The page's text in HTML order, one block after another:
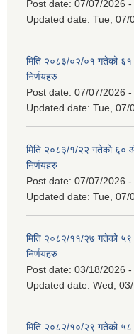
Post date: 07/07/2026 -
Updated date: Tue, 07/
मिति २०८३/०२/०१ गतेको ६१
निर्णयहरु
Post date: 07/07/2026 -
Updated date: Tue, 07/
मिति २०८३/१/२२ गतेको ६० औं
निर्णयहरु
Post date: 07/07/2026 -
Updated date: Tue, 07/
मिति २०८२/११/२७ गतेको ५९
निर्णयहरु
Post date: 03/18/2026
Updated date: Wed,
मिति २०८२/१०/२९ गतेको ५८